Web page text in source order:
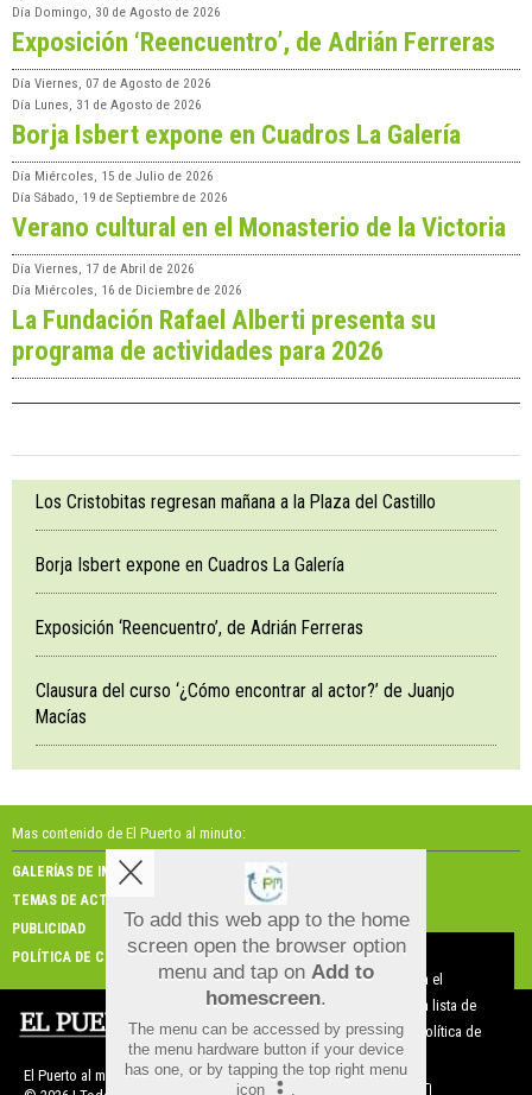
Día Domingo, 30 de Agosto de 2026
Exposición ‘Reencuentro’, de Adrián Ferreras
Día Viernes, 07 de Agosto de 2026
Día Lunes, 31 de Agosto de 2026
Borja Isbert expone en Cuadros La Galería
Día Miércoles, 15 de Julio de 2026
Día Sábado, 19 de Septiembre de 2026
Verano cultural en el Monasterio de la Victoria
Día Viernes, 17 de Abril de 2026
Día Miércoles, 16 de Diciembre de 2026
La Fundación Rafael Alberti presenta su
programa de actividades para 2026
Los Cristobitas regresan mañana a la Plaza del Castillo
Borja Isbert expone en Cuadros La Galería
Exposición ‘Reencuentro’, de Adrián Ferreras
Clausura del curso ‘¿Cómo encontrar al actor?’ de Juanjo
Macías
Mas contenido de El Puerto al minuto:
GALERÍAS DE IMÁGENES
GALERÍAS DE VÍDEOS
TEMAS DE ACTUALIDAD
NOSOTROS
PUBLICIDAD
CONTACTO
POLÍTICA DE COOKIES
El Puerto al minuto |Términos de uso|Protección de datos
To add this web app to the home
screen open the browser option
menu and tap on Add to
homescreen.
The menu can be accessed by pressing
the menu hardware button if your device
has one, or by tapping the top right menu
icon
.
Aviso sobre el Uso de cookies:
Utilizamos cookies nuestras y de terceros para el
funcionamiento del digital. Puedes consultar la lista de
cookies y como desconectarlas. Ver nuestra Política de
Privacidad y Cookies